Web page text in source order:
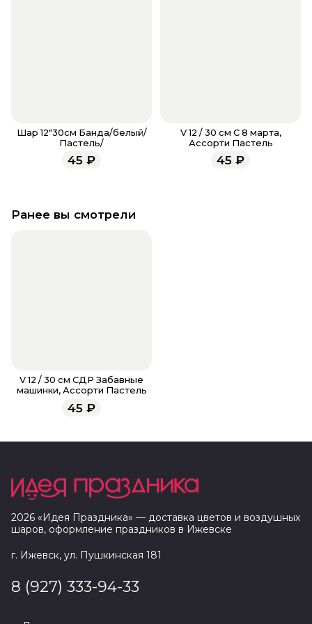
Шар 12"30см Банда/белый/
Пастель/
45 ₽
V 12 / 30 см С 8 марта,
Ассорти Пастель
45 ₽
Ранее вы смотрели
V 12 / 30 см СДР Забавные
машинки, Ассорти Пастель
45 ₽
2026 «Идея Праздника» — доставка цветов и воздушных
шаров, оформление праздников в Ижевске
г. Ижевск, ул. Пушкинская 181
8 (927) 333-94-33